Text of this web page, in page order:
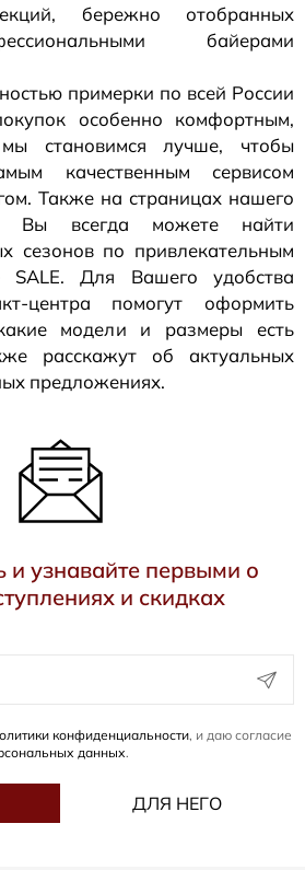
бережно отобранных
байерами
примерки по всей России
особенно комфортным,
становимся лучше, чтобы
качественным сервисом
Также на страницах нашего
Вы всегда можете найти
сезонов по привлекательным
SALE. Для Вашего удобства
центра помогут оформить
модели и размеры есть
расскажут об актуальных
предложениях.
и узнавайте первыми о
и скидках
конфиденциальности, и даю согласие
данных.
ДЛЯ НЕГО